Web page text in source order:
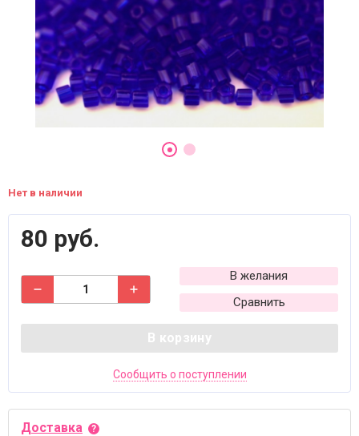
Нет в наличии
80 руб.
В желания
Сравнить
В корзину
Сообщить о поступлении
Доставка